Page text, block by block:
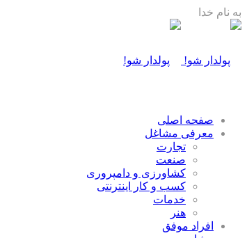
به نام خدا
صفحه اصلی
معرفی مشاغل
تجارت
صنعت
كشاورزی و دامپروری
كسب و كار اينترنتی
خدمات
هنر
افراد موفق